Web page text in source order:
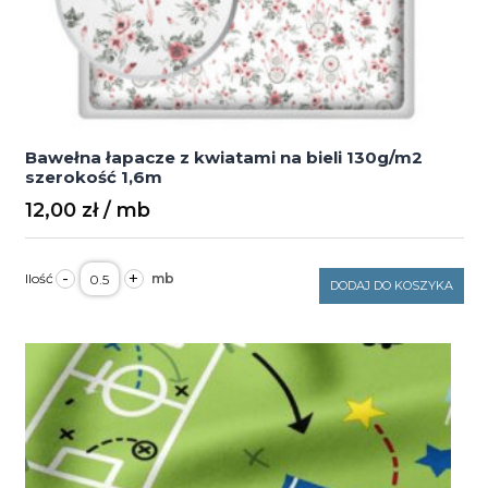
Bawełna łapacze z kwiatami na bieli 130g/m2
szerokość 1,6m
12,00 zł
- ilość
Bawełna
łapacze
na
bieli
130g/m2
szerokość
1,6m
+ DODAJ DO KOSZYKA